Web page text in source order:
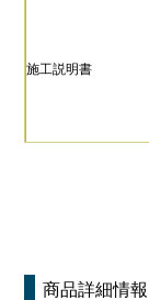
施工説明書
商品詳細情報